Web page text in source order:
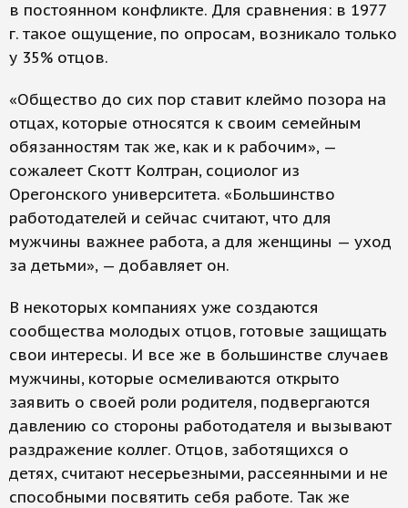
в постоянном конфликте. Для сравнения: в 1977
г. такое ощущение, по опросам, возникало только
у 35% отцов.
«Общество до сих пор ставит клеймо позора на
отцах, которые относятся к своим семейным
обязанностям так же, как и к рабочим», —
сожалеет Скотт Колтран, социолог из
Орегонского университета. «Большинство
работодателей и сейчас считают, что для
мужчины важнее работа, а для женщины — уход
за детьми», — добавляет он.
В некоторых компаниях уже создаются
сообщества молодых отцов, готовые защищать
свои интересы. И все же в большинстве случаев
мужчины, которые осмеливаются открыто
заявить о своей роли родителя, подвергаются
давлению со стороны работодателя и вызывают
раздражение коллег. Отцов, заботящихся о
детях, считают несерьезными, рассеянными и не
способными посвятить себя работе. Так же